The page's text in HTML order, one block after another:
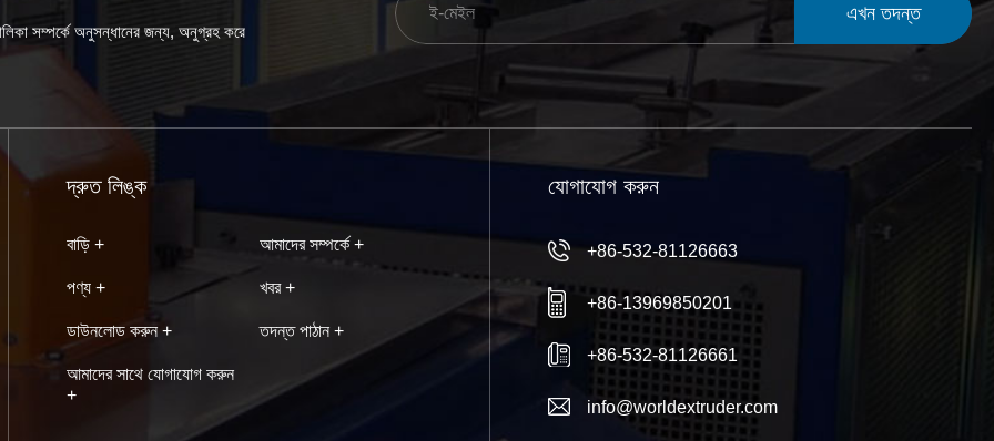
সম্পর্কে অনুসন্ধানের জন্য, অনুগ্রহ করে
এখন তদন্ত
দ্রুত লিঙ্ক
বাড়ি + আমাদের সম্পর্কে +
পণ্য + খবর +
ডাউনলোড করুন + তদন্ত পাঠান +
আমাদের সাথে যোগাযোগ করুন
+
যোগাযোগ করুন
+86-532-81126663
+86-13969850201
+86-532-81126661
info@worldextruder.com